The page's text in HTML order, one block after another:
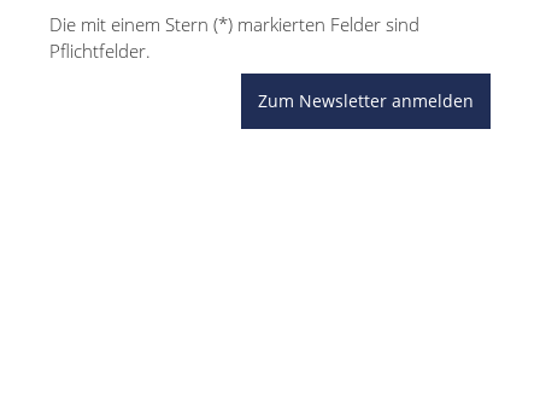
Die mit einem Stern (*) markierten Felder sind
Pflichtfelder.
Zum Newsletter anmelden